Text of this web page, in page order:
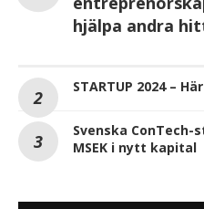
hjälpa andra
STARTUP 2024 –
Svenska ConTech-
MSEK i nytt kapital